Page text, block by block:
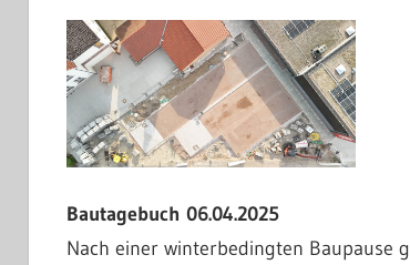
Bautagebuch 06.04.2025
Nach einer winterbedingten Baupause